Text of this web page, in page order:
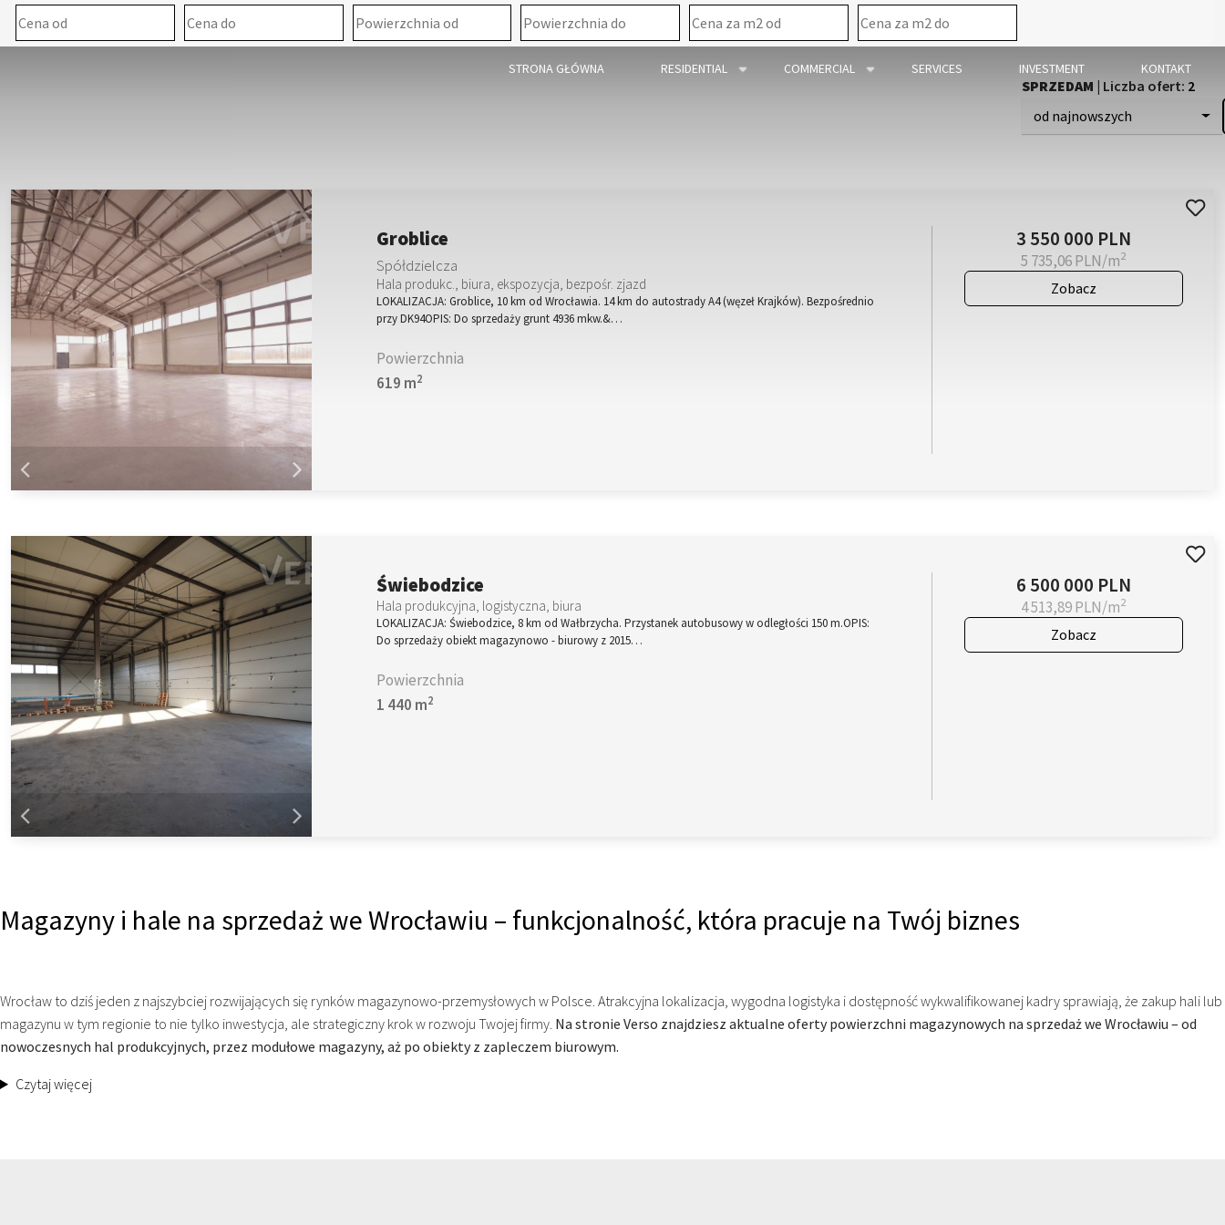
STRONA GŁÓWNA RESIDENTIAL COMMERCIAL SERVICES INVESTMENT KONTAKT
SPRZEDAM | Liczba ofert: 2
od najnowszych
Groblice
Spółdzielcza
Hala produkc., biura, ekspozycja, bezpośr. zjazd
LOKALIZACJA: Groblice, 10 km od Wrocławia. 14 km do autostrady A4 (węzeł Krajków). Bezpośrednio
przy DK94OPIS: Do sprzedaży grunt 4936 mkw.&…
Powierzchnia
619 m2
3 550 000 PLN
5 735,06 PLN/m2
Zobacz
Świebodzice
Hala produkcyjna, logistyczna, biura
LOKALIZACJA: Świebodzice, 8 km od Wałbrzycha. Przystanek autobusowy w odległości 150 m.OPIS:
Do sprzedaży obiekt magazynowo - biurowy z 2015…
Powierzchnia
1 440 m2
6 500 000 PLN
4 513,89 PLN/m2
Zobacz
Magazyny i hale na sprzedaż we Wrocławiu – funkcjonalność, która pracuje na Twój biznes
Wrocław to dziś jeden z najszybciej rozwijających się rynków magazynowo-przemysłowych w Polsce. Atrakcyjna lokalizacja, wygodna logistyka i dostępność wykwalifikowanej kadry sprawiają, że zakup hali lub
magazynu w tym regionie to nie tylko inwestycja, ale strategiczny krok w rozwoju Twojej firmy. Na stronie Verso znajdziesz aktualne oferty powierzchni magazynowych na sprzedaż we Wrocławiu – od
nowoczesnych hal produkcyjnych, przez modułowe magazyny, aż po obiekty z zapleczem biurowym.
Czytaj więcej